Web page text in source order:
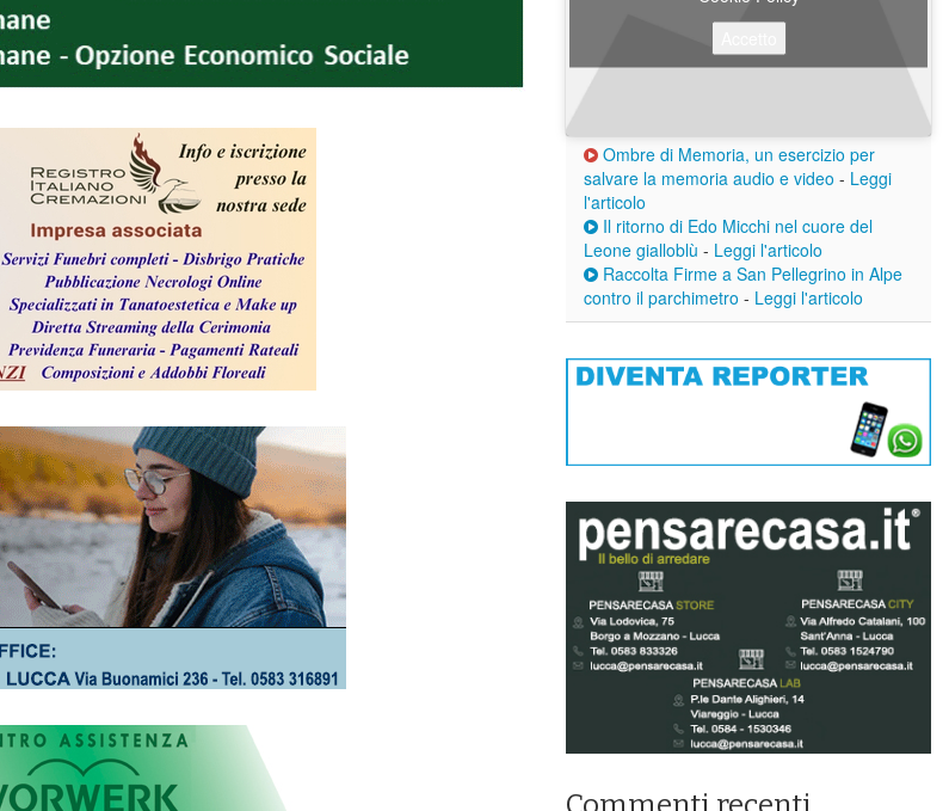
Ombre di Memoria, un esercizio per
salvare la memoria audio e video - Leggi
l'articolo
Il ritorno di Edo Micchi nel cuore del
Leone gialloblù - Leggi l'articolo
Raccolta Firme a San Pellegrino in Alpe
contro il parchimetro - Leggi l'articolo